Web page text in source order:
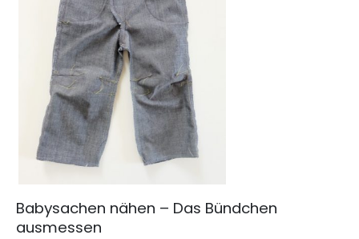
Babysachen nähen – Das Bündchen
ausmessen